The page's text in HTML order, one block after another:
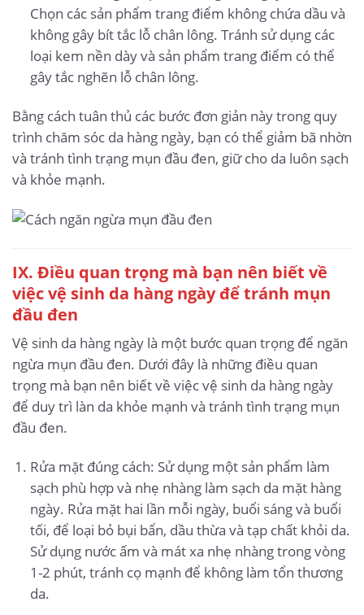
Chọn các sản phẩm trang điểm không chứa dầu và
không gây bít tắc lỗ chân lông. Tránh sử dụng các
loại kem nền dày và sản phẩm trang điểm có thể
gây tắc nghẽn lỗ chân lông.
Bằng cách tuân thủ các bước đơn giản này trong quy
trình chăm sóc da hàng ngày, bạn có thể giảm bã nhờn
và tránh tình trạng mụn đầu đen, giữ cho da luôn sạch
và khỏe mạnh.
IX. Điều quan trọng mà bạn nên biết về
việc vệ sinh da hàng ngày để tránh mụn
đầu đen
Vệ sinh da hàng ngày là một bước quan trọng để ngăn
ngừa mụn đầu đen. Dưới đây là những điều quan
trọng mà bạn nên biết về việc vệ sinh da hàng ngày
để duy trì làn da khỏe mạnh và tránh tình trạng mụn
đầu đen.
Rửa mặt đúng cách: Sử dụng một sản phẩm làm
sạch phù hợp và nhẹ nhàng làm sạch da mặt hàng
ngày. Rửa mặt hai lần mỗi ngày, buổi sáng và buổi
tối, để loại bỏ bụi bẩn, dầu thừa và tạp chất khỏi da.
Sử dụng nước ấm và mát xa nhẹ nhàng trong vòng
1-2 phút, tránh cọ mạnh để không làm tổn thương
da.